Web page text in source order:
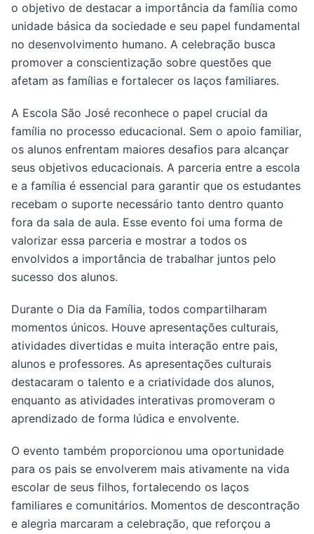
o objetivo de destacar a importância da família como
unidade básica da sociedade e seu papel fundamental
no desenvolvimento humano. A celebração busca
promover a conscientização sobre questões que
afetam as famílias e fortalecer os laços familiares.
A Escola São José reconhece o papel crucial da
família no processo educacional. Sem o apoio familiar,
os alunos enfrentam maiores desafios para alcançar
seus objetivos educacionais. A parceria entre a escola
e a família é essencial para garantir que os estudantes
recebam o suporte necessário tanto dentro quanto
fora da sala de aula. Esse evento foi uma forma de
valorizar essa parceria e mostrar a todos os
envolvidos a importância de trabalhar juntos pelo
sucesso dos alunos.
Durante o Dia da Família, todos compartilharam
momentos únicos. Houve apresentações culturais,
atividades divertidas e muita interação entre pais,
alunos e professores. As apresentações culturais
destacaram o talento e a criatividade dos alunos,
enquanto as atividades interativas promoveram o
aprendizado de forma lúdica e envolvente.
O evento também proporcionou uma oportunidade
para os pais se envolverem mais ativamente na vida
escolar de seus filhos, fortalecendo os laços
familiares e comunitários. Momentos de descontração
e alegria marcaram a celebração, que reforçou a